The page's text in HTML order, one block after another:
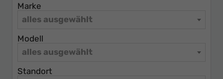
Marke
alles ausgewählt
Modell
alles ausgewählt
Standort